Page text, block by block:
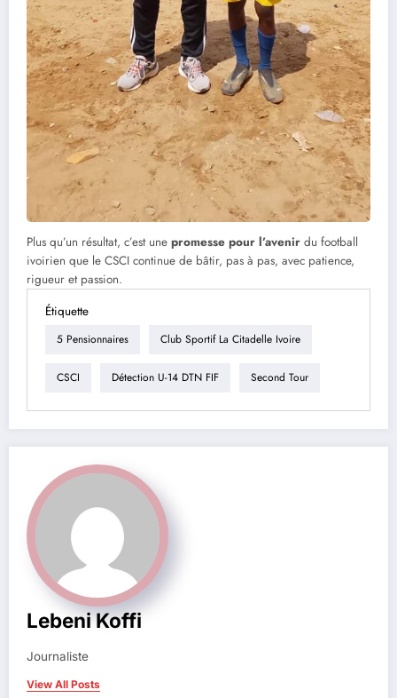
Plus qu’un résultat, c’est une promesse pour l’avenir du football
ivoirien que le CSCI continue de bâtir, pas à pas, avec patience,
rigueur et passion.
Étiquette
5 Pensionnaires Club Sportif La Citadelle Ivoire
CSCI Détection U-14 DTN FIF Second Tour
Lebeni Koffi
Journaliste
View All Posts